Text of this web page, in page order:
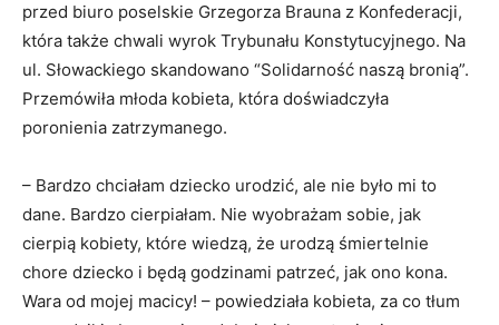
przed biuro poselskie Grzegorza Brauna z Konfederacji,
która także chwali wyrok Trybunału Konstytucyjnego. Na
ul. Słowackiego skandowano “Solidarność naszą bronią”.
Przemówiła młoda kobieta, która doświadczyła
poronienia zatrzymanego.
– Bardzo chciałam dziecko urodzić, ale nie było mi to
dane. Bardzo cierpiałam. Nie wyobrażam sobie, jak
cierpią kobiety, które wiedzą, że urodzą śmiertelnie
chore dziecko i będą godzinami patrzeć, jak ono kona.
Wara od mojej macicy! – powiedziała kobieta, za co tłum